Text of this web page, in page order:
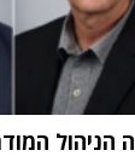
הניהול